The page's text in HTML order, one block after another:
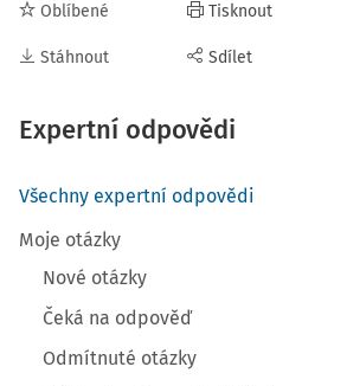
Oblíbené
Stáhnout
Tisknout
Sdílet
Expertní odpovědi
Všechny expertní odpovědi
Moje otázky
Nové otázky
Čeká na odpověď
Odmítnuté otázky